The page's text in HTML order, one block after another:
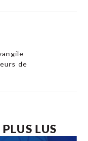
de
LUS